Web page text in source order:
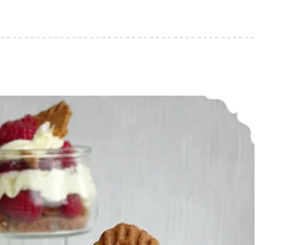
Lepelgebak met framboos en speculoos